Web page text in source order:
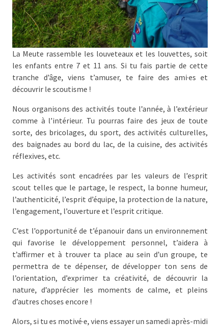
La Meute rassemble les louveteaux et les louvettes, soit
les enfants entre 7 et 11 ans. Si tu fais partie de cette
tranche d’âge, viens t’amuser, te faire des ami·es et
découvrir le scoutisme !
Nous organisons des activités toute l’année, à l’extérieur
comme à l’intérieur. Tu pourras faire des jeux de toute
sorte, des bricolages, du sport, des activités culturelles,
des baignades au bord du lac, de la cuisine, des activités
réflexives, etc.
Les activités sont encadrées par les valeurs de l’esprit
scout telles que le partage, le respect, la bonne humeur,
l’authenticité, l’esprit d’équipe, la protection de la nature,
l’engagement, l’ouverture et l’esprit critique.
C’est l’opportunité de t’épanouir dans un environnement
qui favorise le développement personnel, t’aidera à
t’affirmer et à trouver ta place au sein d’un groupe, te
permettra de te dépenser, de développer ton sens de
l’orientation, d’exprimer ta créativité, de découvrir la
nature, d’apprécier les moments de calme, et pleins
d’autres choses encore !
Alors, si tu es motivé·e, viens essayer un samedi après-midi